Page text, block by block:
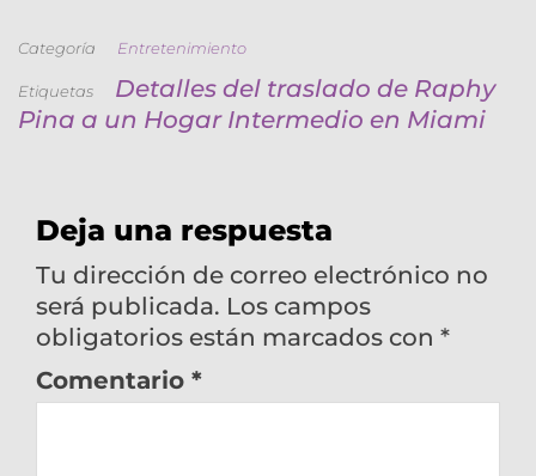
Categoría Entretenimiento
Etiquetas
Detalles del traslado de Raphy
Pina a un Hogar Intermedio en Miami
Deja una respuesta
Tu dirección de correo electrónico no
será publicada. Los campos
obligatorios están marcados con *
Comentario *